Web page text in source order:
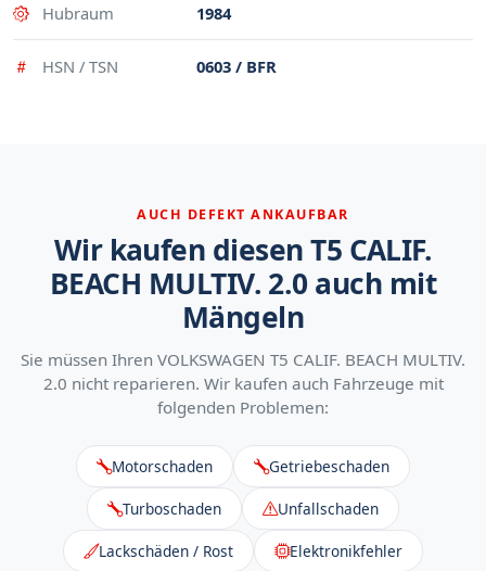
Hubraum 1984
HSN / TSN 0603 / BFR
AUCH DEFEKT ANKAUFBAR
Wir kaufen diesen T5 CALIF.
BEACH MULTIV. 2.0 auch mit
Mängeln
Sie müssen Ihren VOLKSWAGEN T5 CALIF. BEACH MULTIV.
2.0 nicht reparieren. Wir kaufen auch Fahrzeuge mit
folgenden Problemen:
Motorschaden Getriebeschaden
Turboschaden Unfallschaden
Lackschäden / Rost Elektronikfehler